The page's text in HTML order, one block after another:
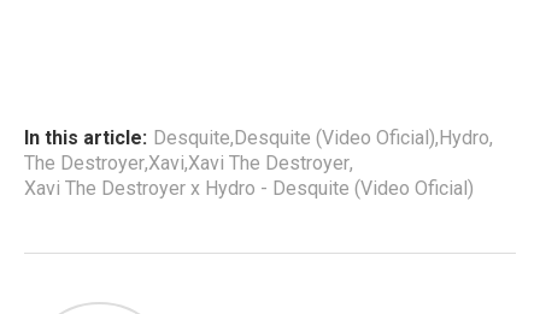
In this article: Desquite,Desquite (Video Oficial),Hydro,
The Destroyer,Xavi,Xavi The Destroyer,
Xavi The Destroyer x Hydro - Desquite (Video Oficial)